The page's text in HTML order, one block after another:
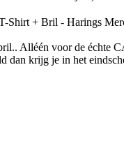
Shirt + Bril - Harings
Alléén voor de
krijg je in het